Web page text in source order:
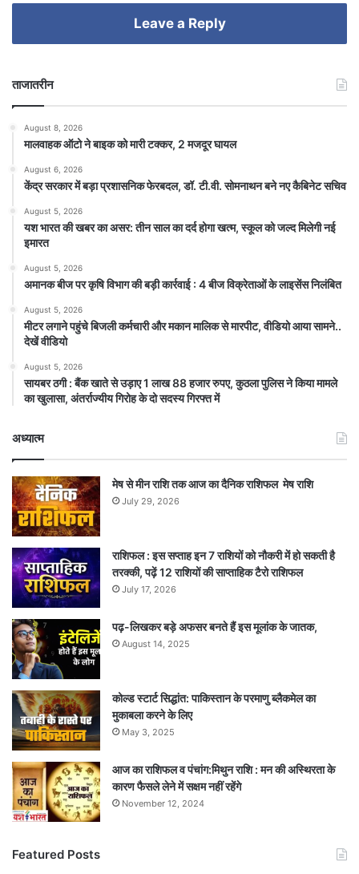
Leave a Reply
ताजातरीन
August 8, 2026
मालवाहक ऑटो ने बाइक को मारी टक्कर, 2 मजदूर घायल
August 6, 2026
केंद्र सरकार में बड़ा प्रशासनिक फेरबदल, डॉ. टी.वी. सोमनाथन बने नए कैबिनेट सचिव
August 5, 2026
यश भारत की खबर का असर: तीन साल का दर्द होगा खत्म, स्कूल को जल्द मिलेगी नई
इमारत
August 5, 2026
अमानक बीज पर कृषि विभाग की बड़ी कार्रवाई : 4 बीज विक्रेताओं के लाइसेंस निलंबित
August 5, 2026
मीटर लगाने पहुंचे बिजली कर्मचारी और मकान मालिक से मारपीट, वीडियो आया सामने..
देखें वीडियो
August 5, 2026
सायबर ठगी : बैंक खाते से उड़ाए 1 लाख 88 हजार रुपए, कुठला पुलिस ने किया मामले
का खुलासा, अंतर्राज्यीय गिरोह के दो सदस्य गिरफ्त में
अध्यात्म
मेष से मीन राशि तक आज का दैनिक राशिफल मेष राशि
July 29, 2026
राशिफल : इस सप्ताह इन 7 राशियों को नौकरी में हो सकती है
तरक्की, पढ़ें 12 राशियों की साप्ताहिक टैरो राशिफल
July 17, 2026
पढ़-लिखकर बड़े अफसर बनते हैं इस मूलांक के जातक,
August 14, 2025
कोल्ड स्टार्ट सिद्धांत: पाकिस्तान के परमाणु ब्लैकमेल का
मुकाबला करने के लिए
May 3, 2025
आज का राशिफल व पंचांग:मिथुन राशि : मन की अस्थिरता के
कारण फैसले लेने में सक्षम नहीं रहेंगे
November 12, 2024
Featured Posts